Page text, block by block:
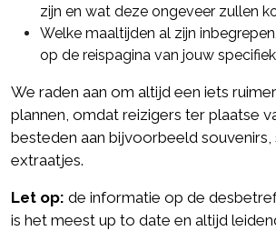
zijn en wat deze ongeveer zullen
Welke maaltijden al zijn
op de reispagina van jouw
We raden aan om altijd een iets
plannen, omdat reizigers ter plaatse
besteden aan bijvoorbeeld souvenirs,
extraatjes.
Let op: de informatie op de
is het meest up to date en altijd